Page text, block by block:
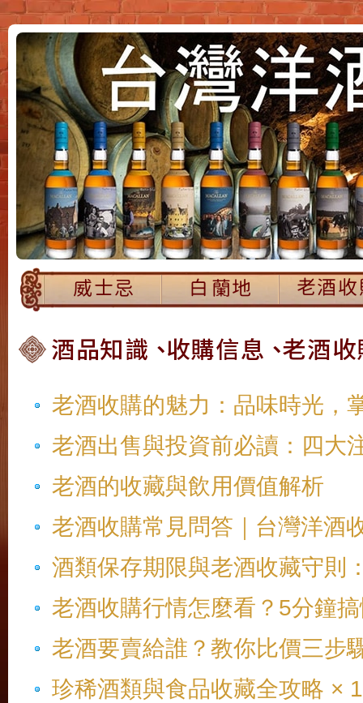
老酒收購的魅力：品味時光，
老酒出售與投資前必讀：四大
老酒的收藏與飲用價值解析
老酒收購常見問答｜台灣洋酒
酒類保存期限與老酒收藏守則
老酒收購行情怎麼看？5分鐘
老酒要賣給誰？教你比價三步
珍稀酒類與食品收藏全攻略 ×